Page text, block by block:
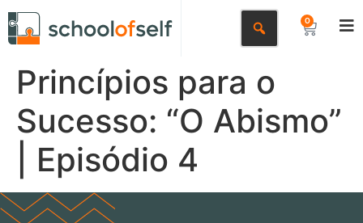
0
Princípios para o
Sucesso: “O Abismo”
| Episódio 4